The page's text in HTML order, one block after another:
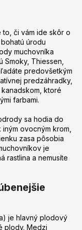
či vám ide skôr o
úrodu
muchovníka
Smoky, Thiessen,
predovšetkým
predzáhradky,
ktoré
farbami.
sa hodia do
ovocným krom,
zasa pôsobia
je
rastlina a nemusíte
je hlavný plodový
plody. Medzi